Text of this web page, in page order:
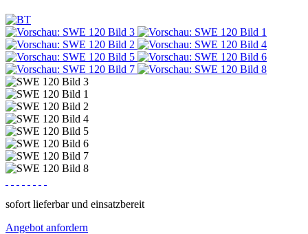
sofort lieferbar und einsatzbereit
Angebot anfordern